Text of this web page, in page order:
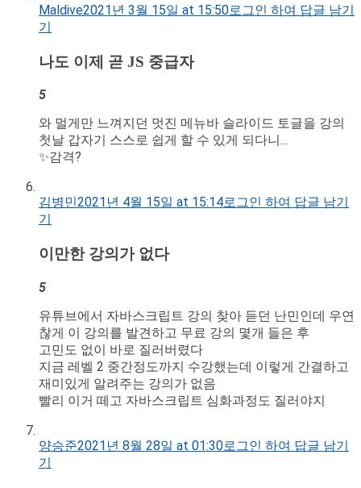
Maldive2021년 3월 15일 at 15:50로그인 하여 답글 남기
기
나도 이제 곧 JS 중급자
5
와 멀게만 느껴지던 멋진 메뉴바 슬라이드 토글을 강의
첫날 갑자기 스스로 쉽게 할 수 있게 되다니...
✨감격?
김병민2021년 4월 15일 at 15:14로그인 하여 답글 남기
기
이만한 강의가 없다
5
유튜브에서 자바스크립트 강의 찾아 듣던 난민인데 우연
찮게 이 강의를 발견하고 무료 강의 몇개 들은 후
고민도 없이 바로 질러버렸다
지금 레벨 2 중간정도까지 수강했는데 이렇게 간결하고
재미있게 알려주는 강의가 없음
빨리 이거 떼고 자바스크립트 심화과정도 질러야지
양승준2021년 8월 28일 at 01:30로그인 하여 답글 남기
기